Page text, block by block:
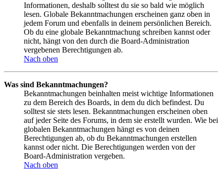
Informationen, deshalb solltest du sie so bald wie möglich
lesen. Globale Bekanntmachungen erscheinen ganz oben in
jedem Forum und ebenfalls in deinem persönlichen Bereich.
Ob du eine globale Bekanntmachung schreiben kannst oder
nicht, hängt von den durch die Board-Administration
vergebenen Berechtigungen ab.
Nach oben
Was sind Bekanntmachungen?
Bekanntmachungen beinhalten meist wichtige Informationen
zu dem Bereich des Boards, in dem du dich befindest. Du
solltest sie stets lesen. Bekanntmachungen erscheinen oben
auf jeder Seite des Forums, in dem sie erstellt wurden. Wie bei
globalen Bekanntmachungen hängt es von deinen
Berechtigungen ab, ob du Bekanntmachungen erstellen
kannst oder nicht. Die Berechtigungen werden von der
Board-Administration vergeben.
Nach oben